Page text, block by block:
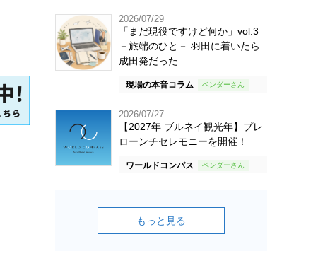
2026/07/29
「まだ現役ですけど何か」vol.3
－旅端のひと－ 羽田に着いたら
成田発だった
現場の本音コラム
2026/07/27
【2027年 ブルネイ観光年】プレ
ローンチセレモニーを開催！
ワールドコンパス
もっと見る